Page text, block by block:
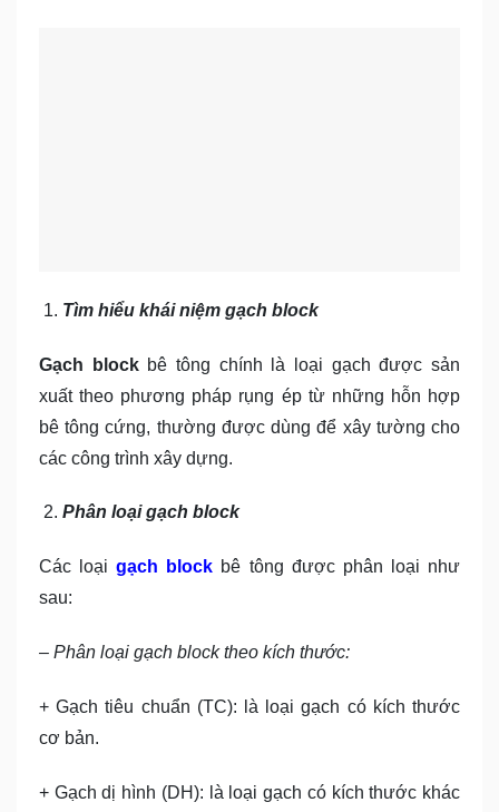
Tìm hiểu khái niệm gạch block
Gạch blockbê tông chính là loại gạch được sản
xuất theo phương pháp rụng ép từ những hỗn hợp
bê tông cứng, thường được dùng để xây tường cho
các công trình xây dựng.
Phân loại gạch block
Các loạigạch block bê tông được phân loại như
sau:
– Phân loại gạch block theo kích thước:
+ Gạch tiêu chuẩn (TC): là loại gạch có kích thước
cơ bản.
+ Gạch dị hình (DH): là loại gạch có kích thước khác